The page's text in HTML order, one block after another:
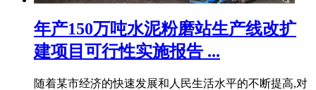
年产150万吨水泥粉磨站生产线改扩
建项目可行性实施报告 ...
随着某市经济的快速发展和人民生活水平的不断提高,对